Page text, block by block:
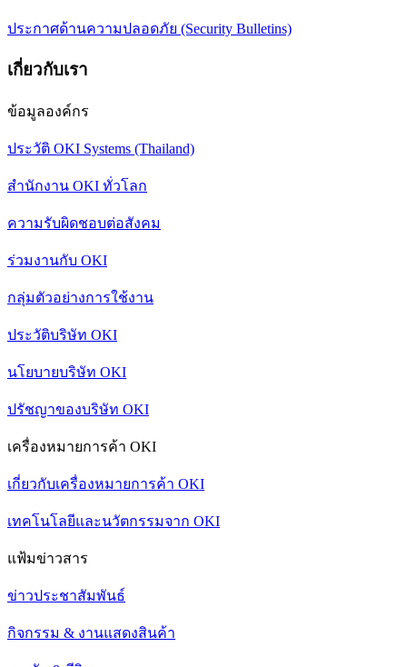
ประกาศด้านความปลอดภัย (Security Bulletins)
เกี่ยวกับเรา
ข้อมูลองค์กร
ประวัติ OKI Systems (Thailand)
สำนักงาน OKI ทั่วโลก
ความรับผิดชอบต่อสังคม
ร่วมงานกับ OKI
กลุ่มตัวอย่างการใช้งาน
ประวัติบริษัท OKI
นโยบายบริษัท OKI
ปรัชญาของบริษัท OKI
เครื่องหมายการค้า OKI
เกี่ยวกับเครื่องหมายการค้า OKI
เทคโนโลยีและนวัตกรรมจาก OKI
แฟ้มข่าวสาร
ข่าวประชาสัมพันธ์
กิจกรรม & งานแสดงสินค้า